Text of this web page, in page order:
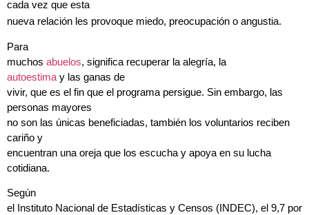
cada vez que esta
nueva relación les provoque miedo, preocupación o angustia.
Para
muchos abuelos, significa recuperar la alegría, la
autoestima y las ganas de
vivir, que es el fin que el programa persigue. Sin embargo, las
personas mayores
no son las únicas beneficiadas, también los voluntarios reciben
cariño y
encuentran una oreja que los escucha y apoya en su lucha
cotidiana.
Según
el Instituto Nacional de Estadísticas y Censos (INDEC), el 9,7 por